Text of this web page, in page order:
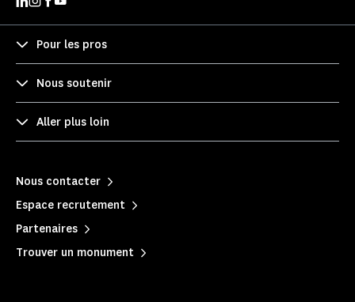
Pour les pros
Nous soutenir
Aller plus loin
Nous contacter
Espace recrutement
Partenaires
Trouver un monument